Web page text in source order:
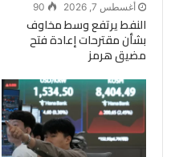
أغسطس 7, 2026 90
النفط يرتفع وسط مخاوف
بشأن مقترحات إعادة فتح
مضيق هرمز